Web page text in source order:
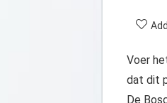
Voer
dat dit
De